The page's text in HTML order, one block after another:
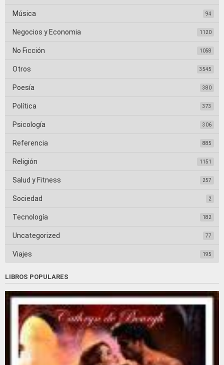
Música 94
Negocios y Economia 1120
No Ficción 1058
Otros 3545
Poesía 380
Política 373
Psicología 306
Referencia 885
Religión 1151
Salud y Fitness 257
Sociedad 2
Tecnología 182
Uncategorized 77
Viajes 195
LIBROS POPULARES